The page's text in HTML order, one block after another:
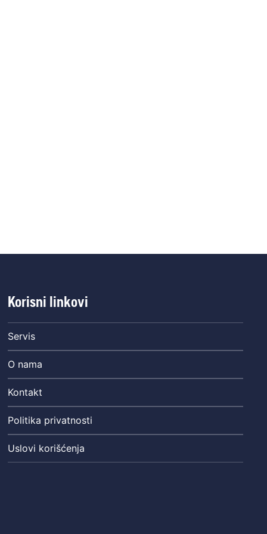
Korisni linkovi
Servis
O nama
Kontakt
Politika privatnosti
Uslovi korišćenja